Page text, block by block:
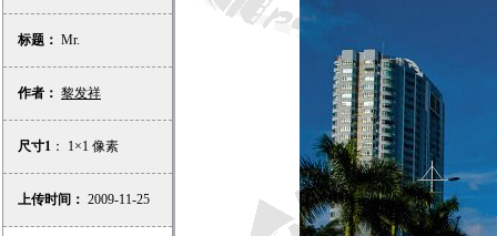
标题： Mr.
作者： 黎发祥
尺寸1 ： 1×1 像素
上传时间： 2009-11-25